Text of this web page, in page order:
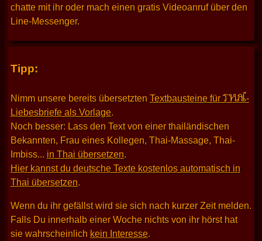
chatte mit ihr oder mach einen gratis Videoanruf über den
Line-Messenger.
Tipp:
Nimm unsere bereits übersetzten Textbausteine für THAI-
Liebesbriefe als Vorlage.
Noch besser: Lass den Text von einer thailändischen
Bekannten, Frau eines Kollegen, Thai-Massage, Thai-
Imbiss... in Thai übersetzen.
Hier kannst du deutsche Texte kostenlos automatisch in
Thai übersetzen.
Wenn du ihr gefällst wird sie sich nach kurzer Zeit melden.
Falls Du innerhalb einer Woche nichts von ihr hörst hat
sie wahrscheinlich kein Interesse.